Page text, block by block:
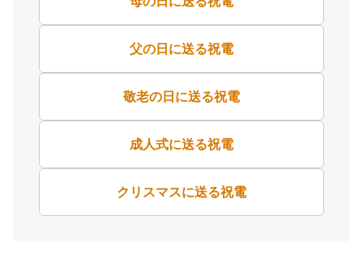
父の日に送る祝電
敬老の日に送る祝電
成人式に送る祝電
クリスマスに送る祝電